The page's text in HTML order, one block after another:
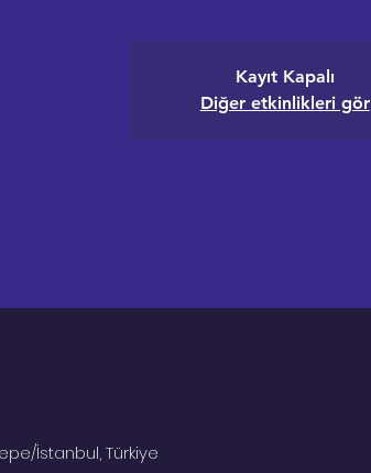
Kayıt Kapalı
Diğer etkinlikleri gör
İstanbul, Türkiye